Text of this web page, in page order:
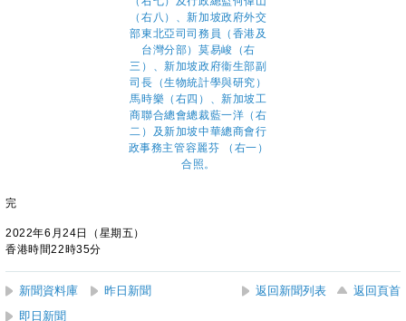
完
2022年6月24日（星期五）
香港時間22時35分
新聞資料庫 昨日新聞 返回新聞列表
返回頁首
即日新聞